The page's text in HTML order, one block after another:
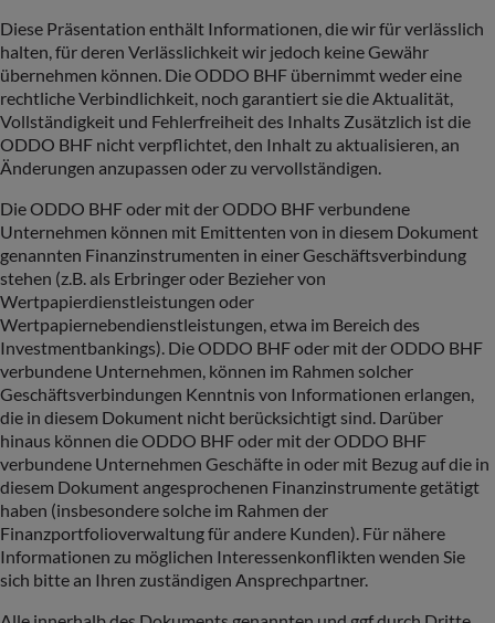
Diese Präsentation enthält Informationen, die wir für verlässlich
halten, für deren Verlässlichkeit wir jedoch keine Gewähr
übernehmen können. Die ODDO BHF übernimmt weder eine
rechtliche Verbindlichkeit, noch garantiert sie die Aktualität,
Vollständigkeit und Fehlerfreiheit des Inhalts Zusätzlich ist die
ODDO BHF nicht verpflichtet, den Inhalt zu aktualisieren, an
Änderungen anzupassen oder zu vervollständigen.
Die ODDO BHF oder mit der ODDO BHF verbundene
Unternehmen können mit Emittenten von in diesem Dokument
genannten Finanzinstrumenten in einer Geschäftsverbindung
stehen (z.B. als Erbringer oder Bezieher von
Wertpapierdienstleistungen oder
Wertpapiernebendienstleistungen, etwa im Bereich des
Investmentbankings). Die ODDO BHF oder mit der ODDO BHF
verbundene Unternehmen, können im Rahmen solcher
Geschäftsverbindungen Kenntnis von Informationen erlangen,
die in diesem Dokument nicht berücksichtigt sind. Darüber
hinaus können die ODDO BHF oder mit der ODDO BHF
verbundene Unternehmen Geschäfte in oder mit Bezug auf die in
diesem Dokument angesprochenen Finanzinstrumente getätigt
haben (insbesondere solche im Rahmen der
Finanzportfolioverwaltung für andere Kunden). Für nähere
Informationen zu möglichen Interessenkonflikten wenden Sie
sich bitte an Ihren zuständigen Ansprechpartner.